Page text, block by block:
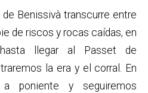
Benissivà transcurre entre
de riscos y rocas caídas, en
llegar al Passet de
la era y el corral. En
poniente y seguiremos